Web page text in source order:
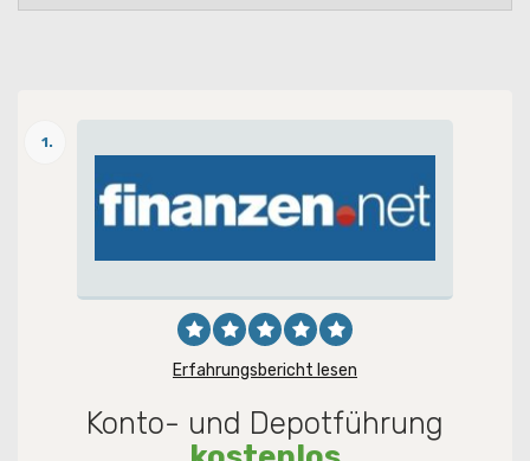
1.
Erfahrungsbericht lesen
Konto- und Depotführung